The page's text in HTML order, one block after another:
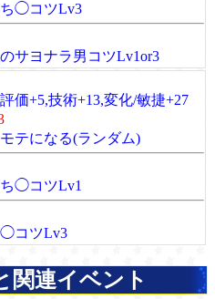
◯コツLv3
サヨナラ男コツLv1or3
価+5,技術+13,変化/敏捷+27
テになる(ランダム)
◯コツLv1
コツLv3
関連イベント